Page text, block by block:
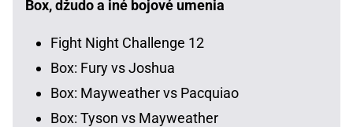
Box, džudo a iné bojové umenia
Fight Night Challenge 12
Box: Fury vs Joshua
Box: Mayweather vs Pacquiao
Box: Tyson vs Mayweather